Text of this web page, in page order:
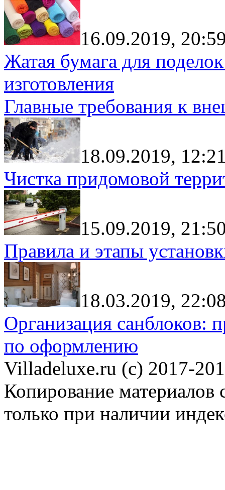
16.09.2019,
Жатая бумага для
изготовления
Главные требования к
18.09.2019,
Чистка придомовой
15.09.2019,
Правила и этапы
18.03.2019,
Организация санблоков:
по оформлению
Villadeluxe.ru (c) 2017-
Копирование материалов
только при наличии